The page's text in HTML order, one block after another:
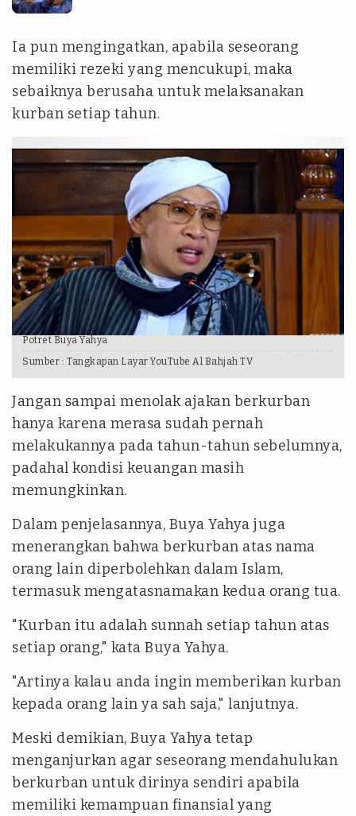
Ia pun mengingatkan, apabila seseorang
memiliki rezeki yang mencukupi, maka
sebaiknya berusaha untuk melaksanakan
kurban setiap tahun.
Potret Buya Yahya
Sumber : Tangkapan Layar YouTube Al Bahjah TV
Jangan sampai menolak ajakan berkurban
hanya karena merasa sudah pernah
melakukannya pada tahun-tahun sebelumnya,
padahal kondisi keuangan masih
memungkinkan.
Dalam penjelasannya, Buya Yahya juga
menerangkan bahwa berkurban atas nama
orang lain diperbolehkan dalam Islam,
termasuk mengatasnamakan kedua orang tua.
"Kurban itu adalah sunnah setiap tahun atas
setiap orang," kata Buya Yahya.
"Artinya kalau anda ingin memberikan kurban
kepada orang lain ya sah saja," lanjutnya.
Meski demikian, Buya Yahya tetap
menganjurkan agar seseorang mendahulukan
berkurban untuk dirinya sendiri apabila
memiliki kemampuan finansial yang